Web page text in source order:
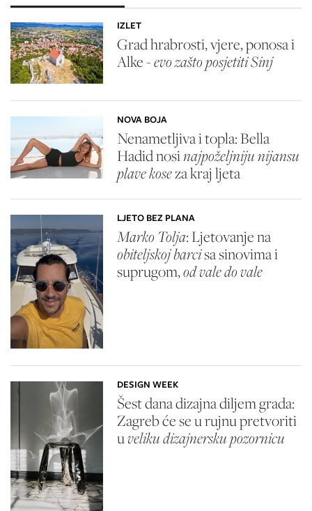
IZLET
Grad hrabrosti, vjere, ponosa i
Alke -evo zašto posjetiti Sinj
NOVA BOJA
Nenametljiva i topla: Bella
Hadid nosinajpoželjniju nijansu
plave koseza kraj ljeta
LJETO BEZ PLANA
Marko Tolja: Ljetovanje na
obiteljskoj barcisa sinovima i
suprugom,od vale do vale
DESIGN WEEK
Šest dana dizajna diljem grada:
Zagreb će se u rujnu pretvoriti
uveliku dizajnersku pozornicu